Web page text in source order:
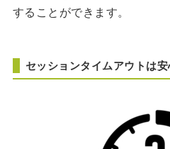
することができます。
セッションタイムアウトは安